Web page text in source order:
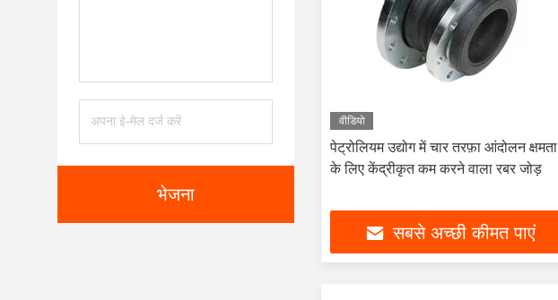
भेजना
वीडियो
पेट्रोलियम उद्योग में चार तरफ़ा आंदोलन क्षमता
के लिए केंद्रीकृत कम करने वाला रबर जोड़
सबसे अच्छी कीमत पाएं